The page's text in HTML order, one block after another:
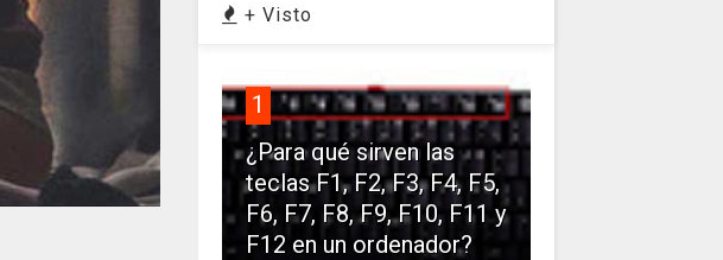
+ Visto
1
¿Para qué sirven las
teclas F1, F2, F3, F4, F5,
F6, F7, F8, F9, F10, F11 y
F12 en un ordenador?